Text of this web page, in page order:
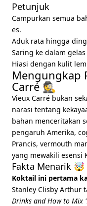
Petunjuk
Campurkan semua
es.
Aduk rata hingga
Saring ke dalam
Hiasi dengan kulit
Mengungkap
Carré 🕵️
Vieux Carré bukan
narasi tentang
bahan menceritakan
pengaruh Amerika,
Prancis, vermouth
yang mewakili esensi
Fakta Menarik 🤯
Koktail ini pertama
Stanley Clisby Arthur
Drinks and How to Mix